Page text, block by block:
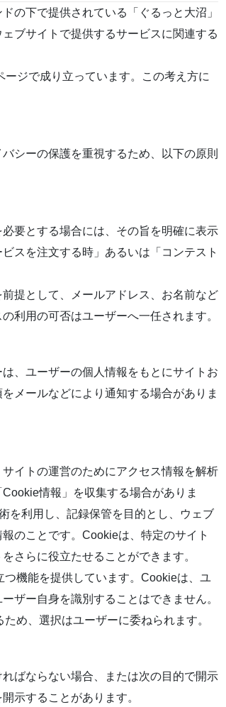
の下で提供されている「ぐるっと大沼」
ブサイトで提供するサービスに関連する
ージで成り立っています。この考え方に
シーの保護を重視するため、以下の原則
要とする場合には、その旨を明確に表示
スを注文する時」あるいは「コンテスト
提として、メールアドレス、お名前など
利用の可否はユーザーへ一任されます。
、ユーザーの個人情報をもとにサイトお
メールなどにより通知する場合がありま
イトの運営のためにアクセス情報を解析
情報」を収集する場合がありま
を利用し、記録保管を目的とし、ウェブ
のことです。Cookieは、特定のサイト
さらに役立たせることができます。
機能を提供しています。Cookieは、ユ
ザー自身を識別することはできません。
め、選択はユーザーに委ねられます。
ばならない場合、または次の目的で開示
示することがあります。